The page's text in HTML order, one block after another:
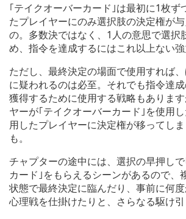
｢テイクオーバーカード｣は最初に1枚ず
たプレイヤーにのみ選択肢の決定権が
の。多数決ではなく、1人の意思で選択
め、指令を達成するにはこれ以上ない強
ただし、最終決定の場面で使用すれば
に疑われるのは必至。それでも指令達
獲得するために使用する戦略もありま
ヤーが｢テイクオーバーカード｣を使用
用したプレイヤーに決定権が移ってし
も。
チャプターの途中には、選択の早押し
カード｣をもらえるシーンがあるので、
状態で最終決定に臨んだり、事前に何
心理戦を仕掛けたりと、さらなる駆け引